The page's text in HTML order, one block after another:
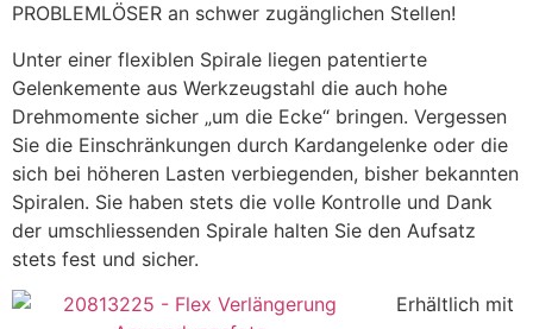
PROBLEMLÖSER an schwer zugänglichen Stellen!
Unter einer flexiblen Spirale liegen patentierte
Gelenkemente aus Werkzeugstahl die auch hohe
Drehmomente sicher „um die Ecke“ bringen. Vergessen
Sie die Einschränkungen durch Kardangelenke oder die
sich bei höheren Lasten verbiegenden, bisher bekannten
Spiralen. Sie haben stets die volle Kontrolle und Dank
der umschliessenden Spirale halten Sie den Aufsatz
stets fest und sicher.
Erhältlich mit